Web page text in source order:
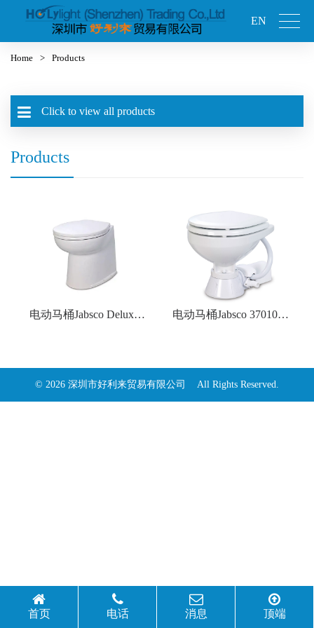
EN
Home > Products
Click to view all products
Products
电动马桶Jabsco Deluxe
电动马桶Jabsco 37010系
© 2026 深圳市好利来贸易有限公司 All Rights Reserved.
首页 电话 消息 顶端